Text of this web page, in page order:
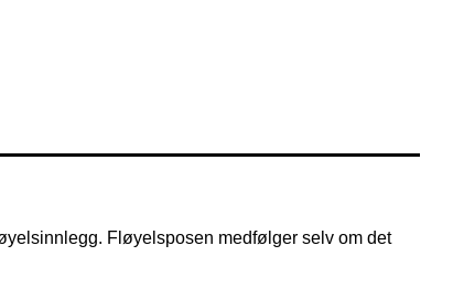
Fløyelsposen medfølger selv om det